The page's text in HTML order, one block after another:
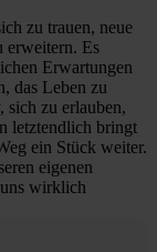
zu trauen, neue
erweitern. Es
Erwartungen
das Leben zu
sich zu erlauben,
letztendlich bringt
ein Stück weiter.
eigenen
wirklich